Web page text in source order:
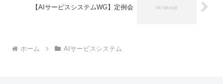
【AIサービスシステムWG】定例会
ホーム AIサービスシステム